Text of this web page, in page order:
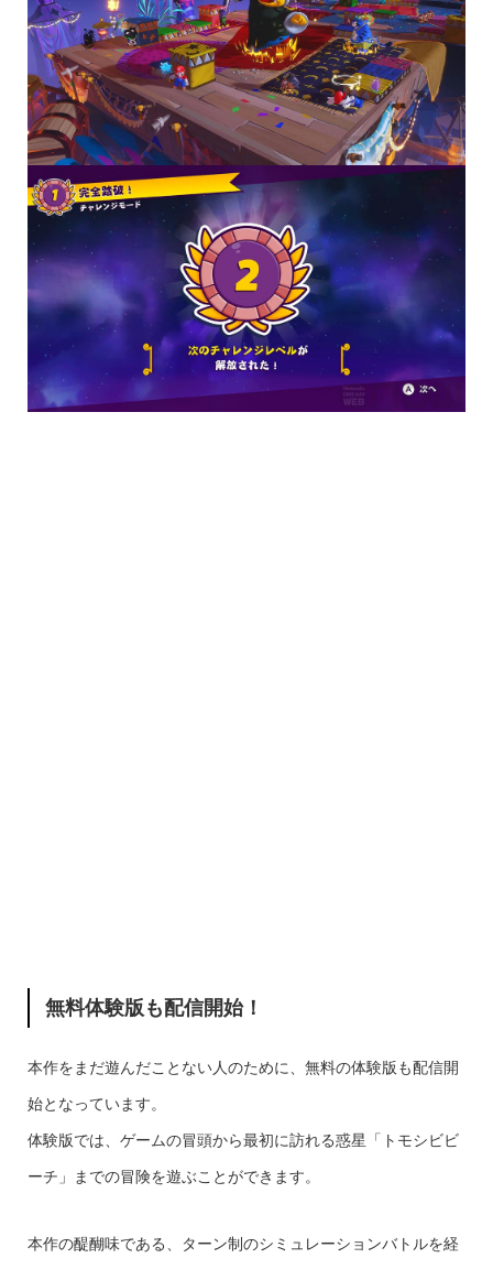
無料体験版も配信開始！
本作をまだ遊んだことない人のために、無料の体験版も配信開
始となっています。
体験版では、ゲームの冒頭から最初に訪れる惑星「トモシビビ
ーチ」までの冒険を遊ぶことができます。
本作の醍醐味である、ターン制のシミュレーションバトルを経